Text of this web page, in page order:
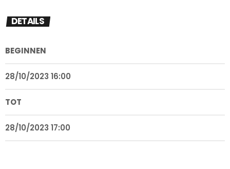
DETAILS
BEGINNEN
28/10/2023 16:00
TOT
28/10/2023 17:00